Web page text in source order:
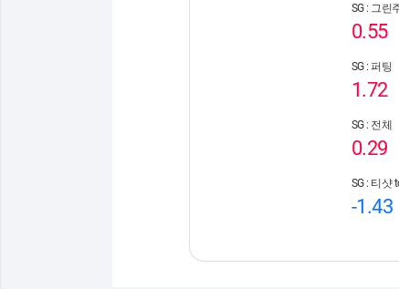
SG : 그린
0.55
SG : 퍼팅
1.72
SG : 전체
0.29
SG : 티샷
-1.43